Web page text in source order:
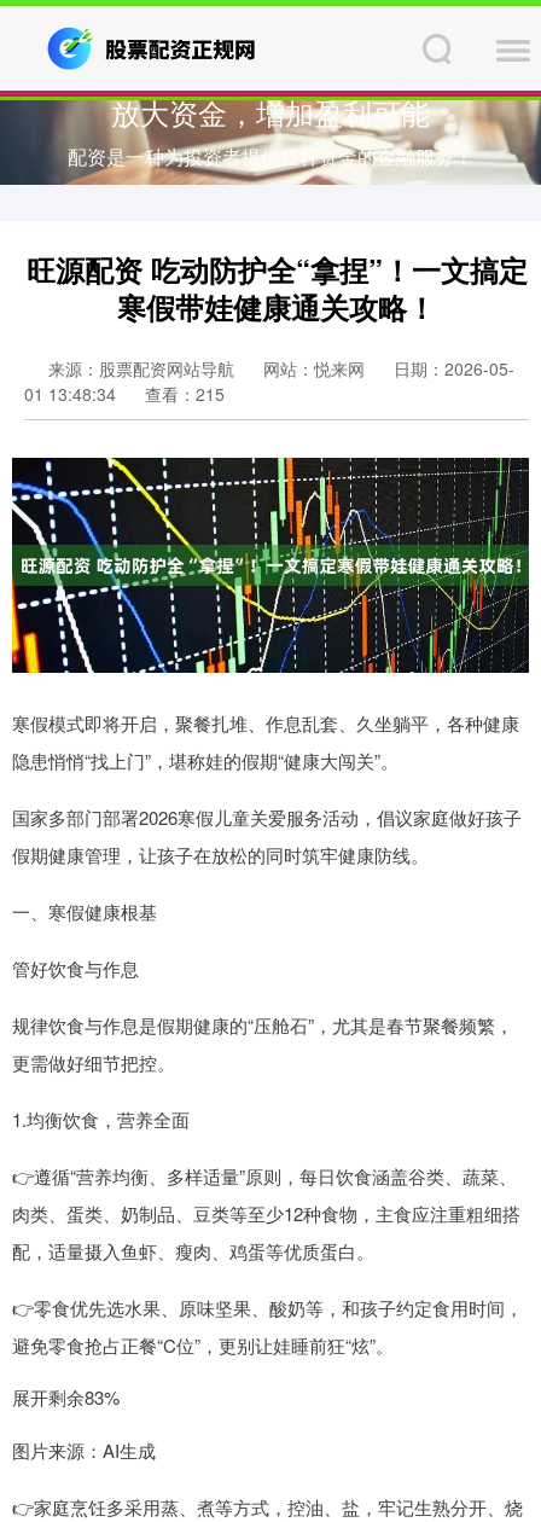
放大资金，增加盈利可能
配资是一种为投资者提供杠杆资金的金融服务！
旺源配资 吃动防护全“拿捏”！一文搞定
寒假带娃健康通关攻略！
来源：股票配资网站导航 网站：悦来网
日期：2026-05-
01 13:48:34
查看：215
寒假模式即将开启，聚餐扎堆、作息乱套、久坐躺平，各种健康
隐患悄悄“找上门”，堪称娃的假期“健康大闯关”。
国家多部门部署2026寒假儿童关爱服务活动，倡议家庭做好孩子
假期健康管理，让孩子在放松的同时筑牢健康防线。
一、寒假健康根基
管好饮食与作息
规律饮食与作息是假期健康的“压舱石”，尤其是春节聚餐频繁，
更需做好细节把控。
1.均衡饮食，营养全面
👉遵循“营养均衡、多样适量”原则，每日饮食涵盖谷类、蔬菜、
肉类、蛋类、奶制品、豆类等至少12种食物，主食应注重粗细搭
配，适量摄入鱼虾、瘦肉、鸡蛋等优质蛋白。
👉零食优先选水果、原味坚果、酸奶等，和孩子约定食用时间，
避免零食抢占正餐“C位”，更别让娃睡前狂“炫”。
展开剩余83%
图片来源：AI生成
👉家庭烹饪多采用蒸、煮等方式，控油、盐，牢记生熟分开、烧